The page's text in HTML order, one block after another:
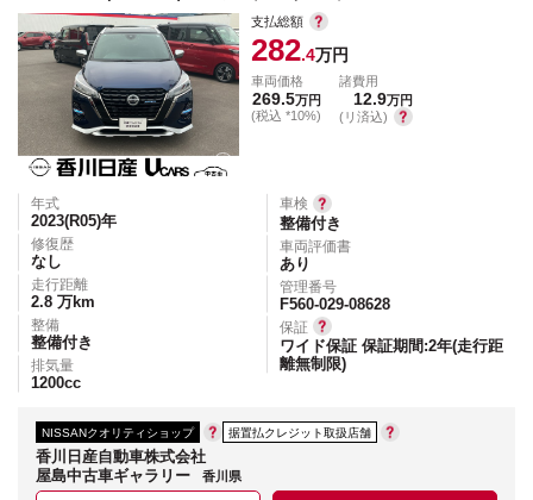
支払総額
282.4万円
車両価格
269.5万円
(税込 *10%)
諸費用
12.9万円
(リ済込)
年式
2023(R05)年
修復歴
なし
走行距離
2.8 万km
整備
整備付き
排気量
1200cc
車検
整備付き
車両評価書
あり
管理番号
F560-029-08628
保証
ワイド保証 保証期間:2年(走行距
離無制限)
NISSANクオリティショップ 据置払クレジット取扱店舗
香川日産自動車株式会社
屋島中古車ギャラリー
香川県